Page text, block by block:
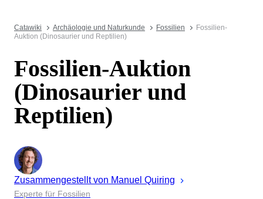
Catawiki Archäologie und Naturkunde Fossilien
Fossilien-
Auktion (Dinosaurier und Reptilien)
Fossilien-Auktion
(Dinosaurier und
Reptilien)
Zusammengestellt von Manuel Quiring
Experte für Fossilien